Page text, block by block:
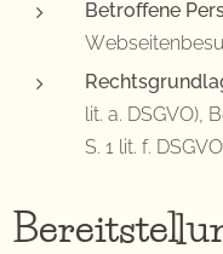
Betroffene
lit. a. DSGVO),
S. 1 lit. f.